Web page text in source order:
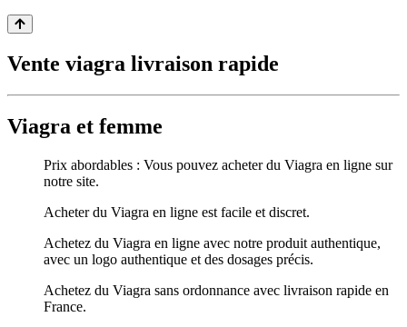
Vente viagra livraison rapide
Viagra et femme
Prix abordables : Vous pouvez acheter du Viagra en ligne sur
notre site.
Acheter du Viagra en ligne est facile et discret.
Achetez du Viagra en ligne avec notre produit authentique,
avec un logo authentique et des dosages précis.
Achetez du Viagra sans ordonnance avec livraison rapide en
France.